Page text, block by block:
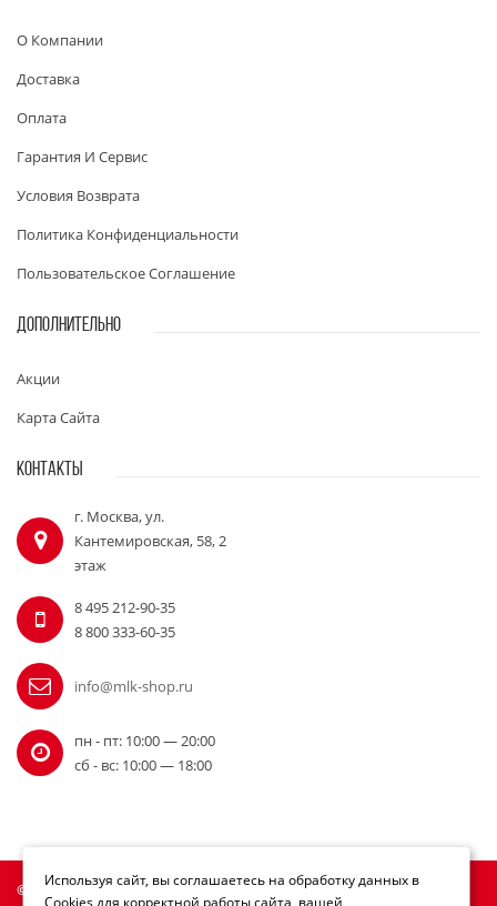
О Компании
Доставка
Оплата
Гарантия И Сервис
Условия Возврата
Политика Конфиденциальности
Пользовательское Соглашение
ДОПОЛНИТЕЛЬНО
Акции
Карта Сайта
КОНТАКТЫ
г. Москва, ул.
Кантемировская, 58, 2
этаж
8 495 212-90-35
8 800 333-60-35
info@mlk-shop.ru
пн - пт: 10:00 — 20:00
сб - вс: 10:00 — 18:00
© Официальный дилер Milwaukee 2010 - 2026
Используя сайт, вы соглашаетесь на обработку данных в
Cookies для корректной работы сайта, вашей